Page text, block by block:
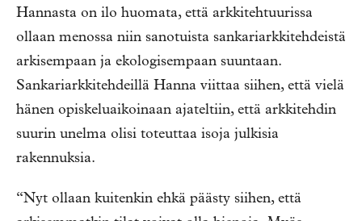
Hannasta on ilo huomata, että arkkitehtuurissa
ollaan menossa niin sanotuista sankariarkkitehdeistä
arkisempaan ja ekologisempaan suuntaan.
Sankariarkkitehdeillä Hanna viittaa siihen, että vielä
hänen opiskeluaikoinaan ajateltiin, että arkkitehdin
suurin unelma olisi toteuttaa isoja julkisia
rakennuksia.
“Nyt ollaan kuitenkin ehkä päästy siihen, että